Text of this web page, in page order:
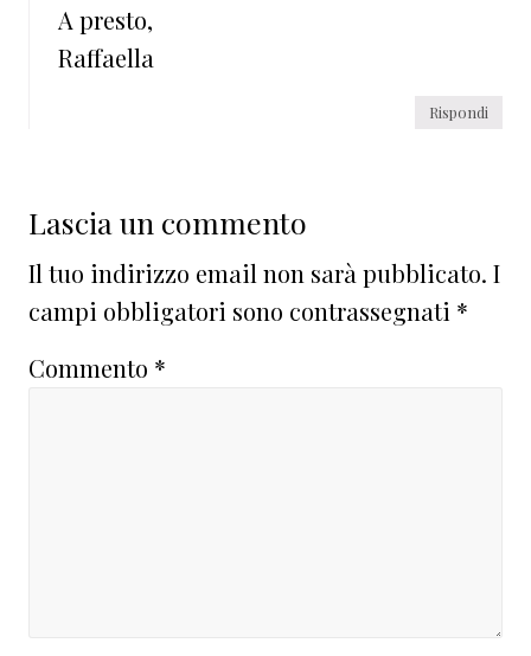
A presto,
Raffaella
Rispondi
Lascia un commento
Il tuo indirizzo email non sarà pubblicato. I
campi obbligatori sono contrassegnati *
Commento *